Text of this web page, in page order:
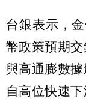
台銀表示，
幣政策預期
與高通膨數
自高位快速